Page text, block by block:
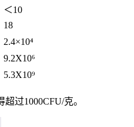
＜10
18
2.4×10⁴
9.2X10⁶
5.3X10⁹
过1000CFU/克。